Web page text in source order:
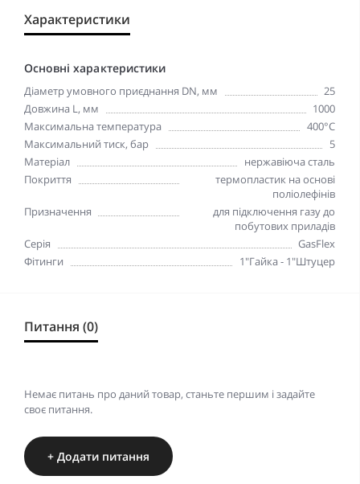
Характеристики
Основні характеристики
Діаметр умовного приєднання DN, мм
25
Довжина L, мм
1000
Максимальна температура
400°C
Максимальний тиск, бар
5
Матеріал
нержавіюча сталь
Покриття
термопластик на основі
поліолефінів
Призначення
для підключення газу до
побутових приладів
Серія
GasFlex
Фітинги
1"Гайка - 1"Штуцер
Питання (0)
Немає питань про даний товар, станьте першим і задайте
своє питання.
+ Додати питання